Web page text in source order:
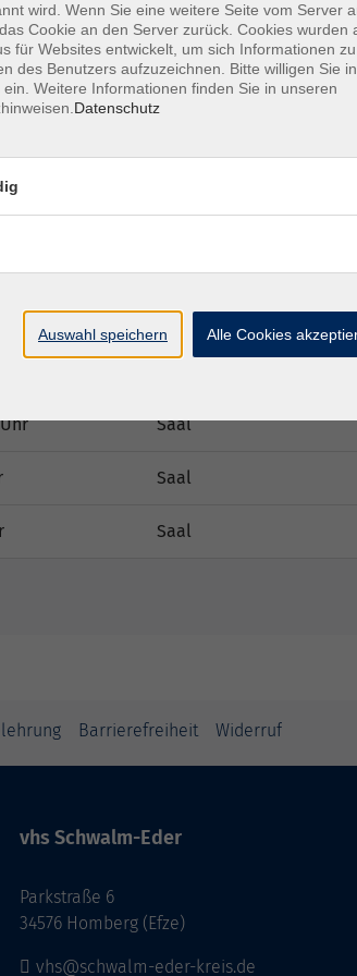
Ausgleich von Körper, Geist und
Ort / Raum
Saal
Saal
Saal
Barrierefreiheit Widerruf
vhs Schwalm-Eder
Parkstraße 6
34576 Homberg (Efze)
vhs@schwalm-eder-kreis.de
wird. Wenn Sie eine weitere Seite vom Server
Cookie an den Server zurück. Cookies wurden
für Websites entwickelt, um sich Informationen
des Benutzers aufzuzeichnen. Bitte willigen Sie
ein. Weitere Informationen finden Sie in unseren
Datenschutz
Auswahl speichern Alle Cookies